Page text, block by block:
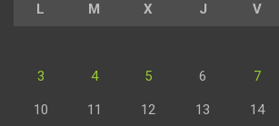
L M X J V
3 4 5 6 7
10 11 12 13 14